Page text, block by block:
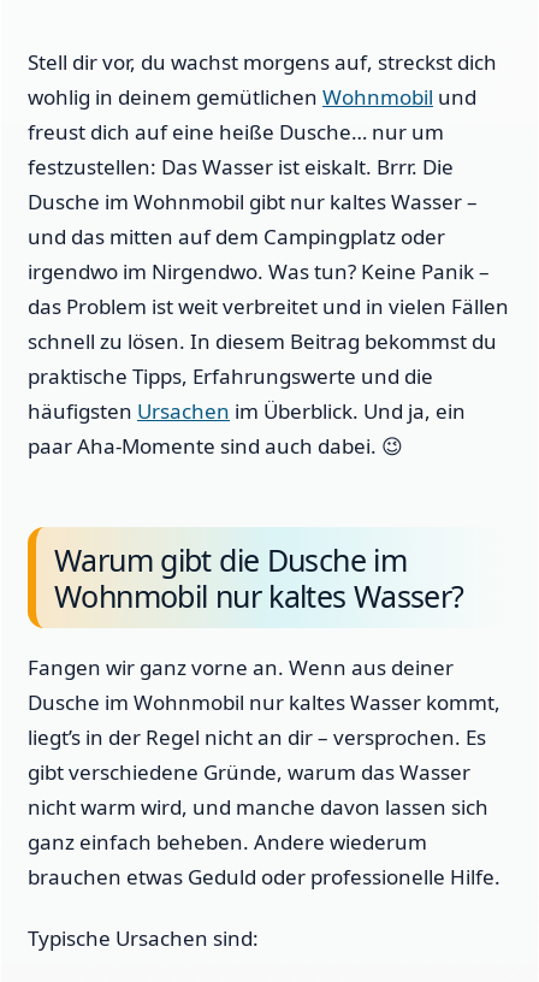
Stell dir vor, du wachst morgens auf, streckst dich
wohlig in deinem gemütlichen Wohnmobil und
freust dich auf eine heiße Dusche… nur um
festzustellen: Das Wasser ist eiskalt. Brrr. Die
Dusche im Wohnmobil gibt nur kaltes Wasser –
und das mitten auf dem Campingplatz oder
irgendwo im Nirgendwo. Was tun? Keine Panik –
das Problem ist weit verbreitet und in vielen Fällen
schnell zu lösen. In diesem Beitrag bekommst du
praktische Tipps, Erfahrungswerte und die
häufigsten Ursachen im Überblick. Und ja, ein
paar Aha-Momente sind auch dabei. 😉
Warum gibt die Dusche im
Wohnmobil nur kaltes Wasser?
Fangen wir ganz vorne an. Wenn aus deiner
Dusche im Wohnmobil nur kaltes Wasser kommt,
liegt’s in der Regel nicht an dir – versprochen. Es
gibt verschiedene Gründe, warum das Wasser
nicht warm wird, und manche davon lassen sich
ganz einfach beheben. Andere wiederum
brauchen etwas Geduld oder professionelle Hilfe.
Typische Ursachen sind: